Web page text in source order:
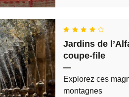
Jardins de
coupe-file
—
Explorez ces
montagnes